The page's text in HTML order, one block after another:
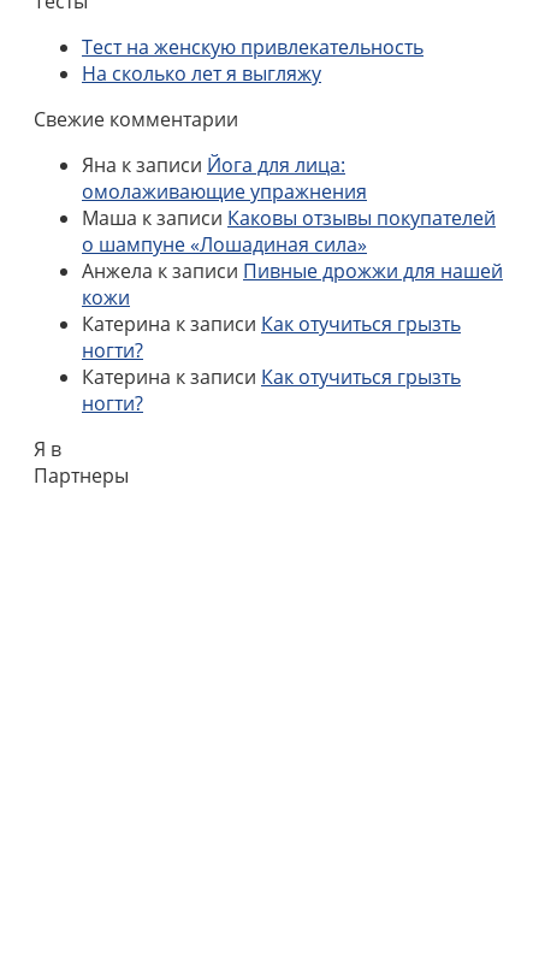
Тест на женскую привлекательность
На сколько лет я выгляжу
Свежие комментарии
Яна к записи Йога для лица:
омолаживающие упражнения
Маша к записи Каковы отзывы покупателей
о шампуне «Лошадиная сила»
Анжела к записи Пивные дрожжи для нашей
кожи
Катерина к записи Как отучиться грызть
ногти?
Катерина к записи Как отучиться грызть
ногти?
Я в
Партнеры